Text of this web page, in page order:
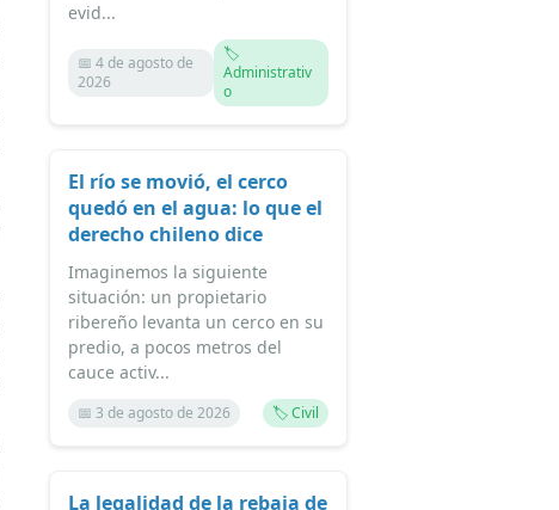
evid...
📅 4 de agosto de
2026
🏷️
Administrativ
o
El río se movió, el cerco
quedó en el agua: lo que el
derecho chileno dice
Imaginemos la siguiente
situación: un propietario
ribereño levanta un cerco en su
predio, a pocos metros del
cauce activ...
📅 3 de agosto de 2026 🏷️ Civil
La legalidad de la rebaja de